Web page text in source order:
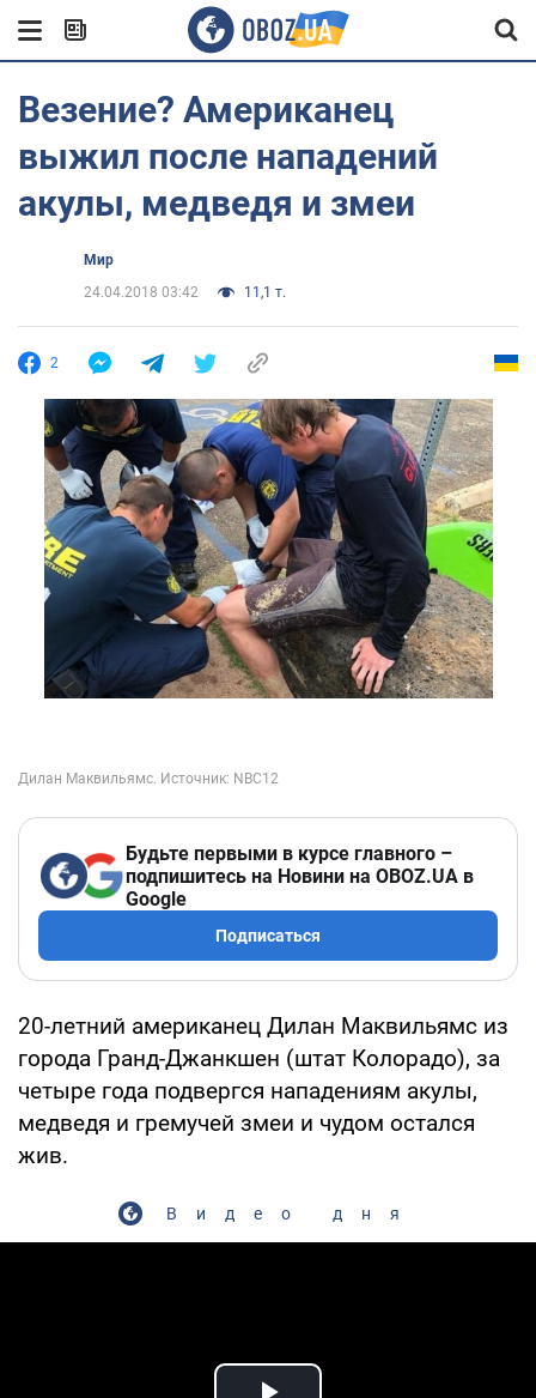
Везение? Американец
выжил после нападений
акулы, медведя и змеи
Мир
24.04.2018 03:42
11,1 т.
2
Будьте первыми в курсе главного –
подпишитесь на Новини на OBOZ.UA в
Google
Подписаться
20-летний американец Дилан Маквильямс из
города Гранд-Джанкшен (штат Колорадо), за
четыре года подвергся нападениям акулы,
медведя и гремучей змеи и чудом остался
жив.
Видео дня